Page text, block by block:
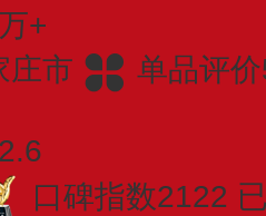
+
庄市
单品评
口碑指数2122